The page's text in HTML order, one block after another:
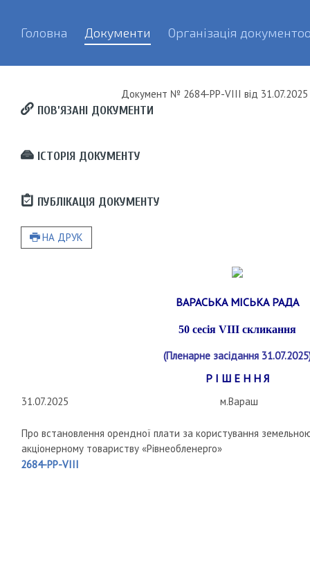
Головна Документи Організація
Документ № 2684-РР-VIII від 31.07.2025
ПОВ’ЯЗАНІ ДОКУМЕНТИ
ІСТОРІЯ ДОКУМЕНТУ
ПУБЛІКАЦІЯ ДОКУМЕНТУ
НА ДРУК
ВАРАСЬКА МІСЬКА РАДА
50 сесія VIII скликання
(Пленарне засідання
Р І Ш Е Н Н Я
31.07.2025 м.Вараш
Про встановлення орендної плати за користування
акціонерному товариству «Рівнеобленерго»
2684-РР-VIII